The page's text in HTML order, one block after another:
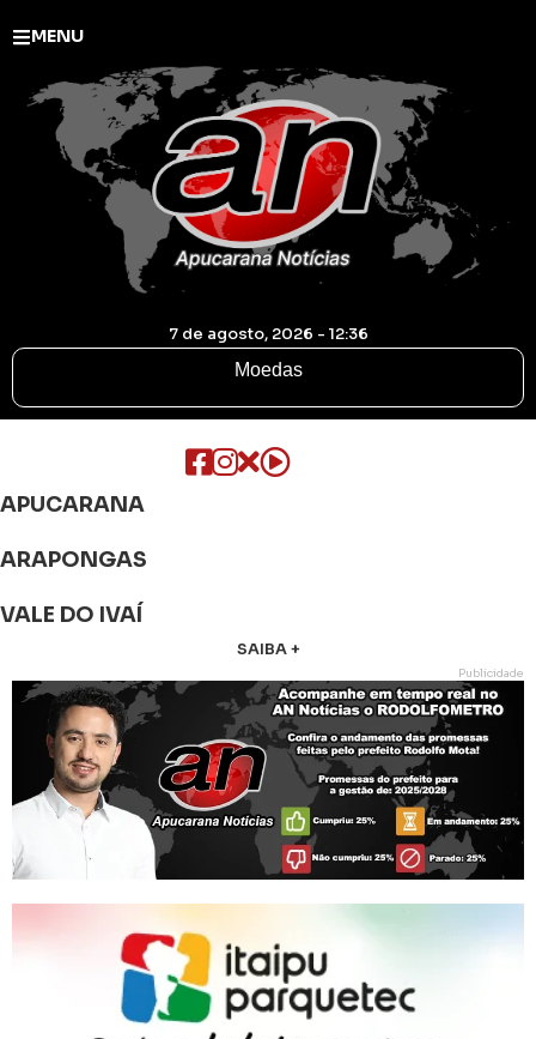
MENU
7 de agosto, 2026 - 12:36
Moedas
APUCARANA
ARAPONGAS
VALE DO IVAÍ
SAIBA +
Publicidade